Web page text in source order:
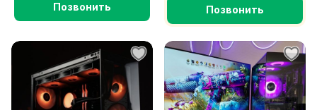
Позвонить Позвонить